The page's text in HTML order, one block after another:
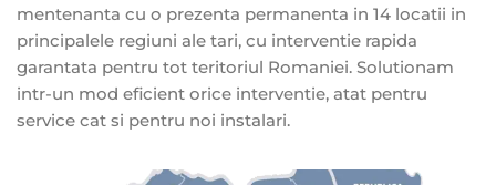
mentenanta cu o prezenta permanenta in 14 locatii in
principalele regiuni ale tari, cu interventie rapida
garantata pentru tot teritoriul Romaniei. Solutionam
intr-un mod eficient orice interventie, atat pentru
service cat si pentru noi instalari.